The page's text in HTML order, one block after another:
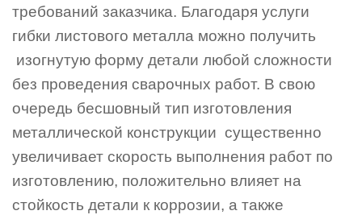
требований заказчика. Благодаря услуги
гибки листового металла можно получить
изогнутую форму детали любой сложности
без проведения сварочных работ. В свою
очередь бесшовный тип изготовления
металлической конструкции существенно
увеличивает скорость выполнения работ по
изготовлению, положительно влияет на
стойкость детали к коррозии, а также